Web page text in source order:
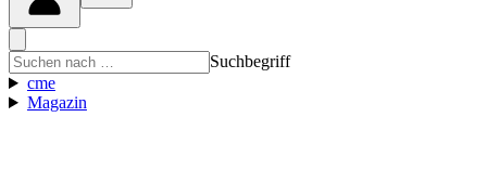
Suchbegriff
cme
Magazin